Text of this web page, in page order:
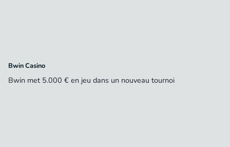
Bwin Casino
Bwin met 5.000 € en jeu dans un nouveau tournoi